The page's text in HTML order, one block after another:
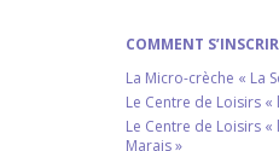
COMMENT
La Micro-crèche « La
Le Centre de Loisirs «
Le Centre de Loisirs «
Marais »